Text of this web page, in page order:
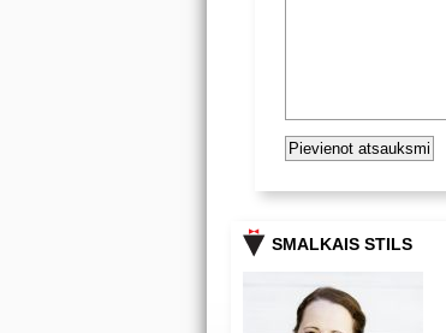
SMALKAIS STILS